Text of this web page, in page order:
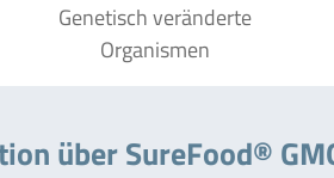
Genetisch veränderte
Organismen
über SureFood®